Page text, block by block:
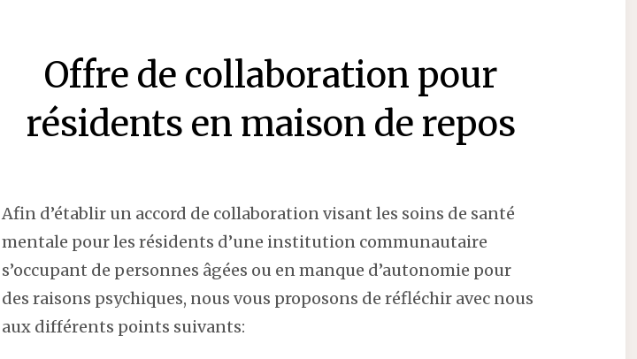
Offre de collaboration pour
résidents en maison de repos
Afin d’établir un accord de collaboration visant les soins de santé
mentale pour les résidents d’une institution communautaire
s’occupant de personnes âgées ou en manque d’autonomie pour
des raisons psychiques, nous vous proposons de réfléchir avec nous
aux différents points suivants: